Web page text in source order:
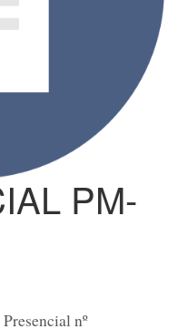
PM-
nº